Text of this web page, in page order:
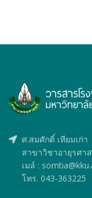
ศ.สมศักดิ์ เทียมเก่า
สาขาวิชาอายุรศ
เมล์ :
โทร. 043-363225